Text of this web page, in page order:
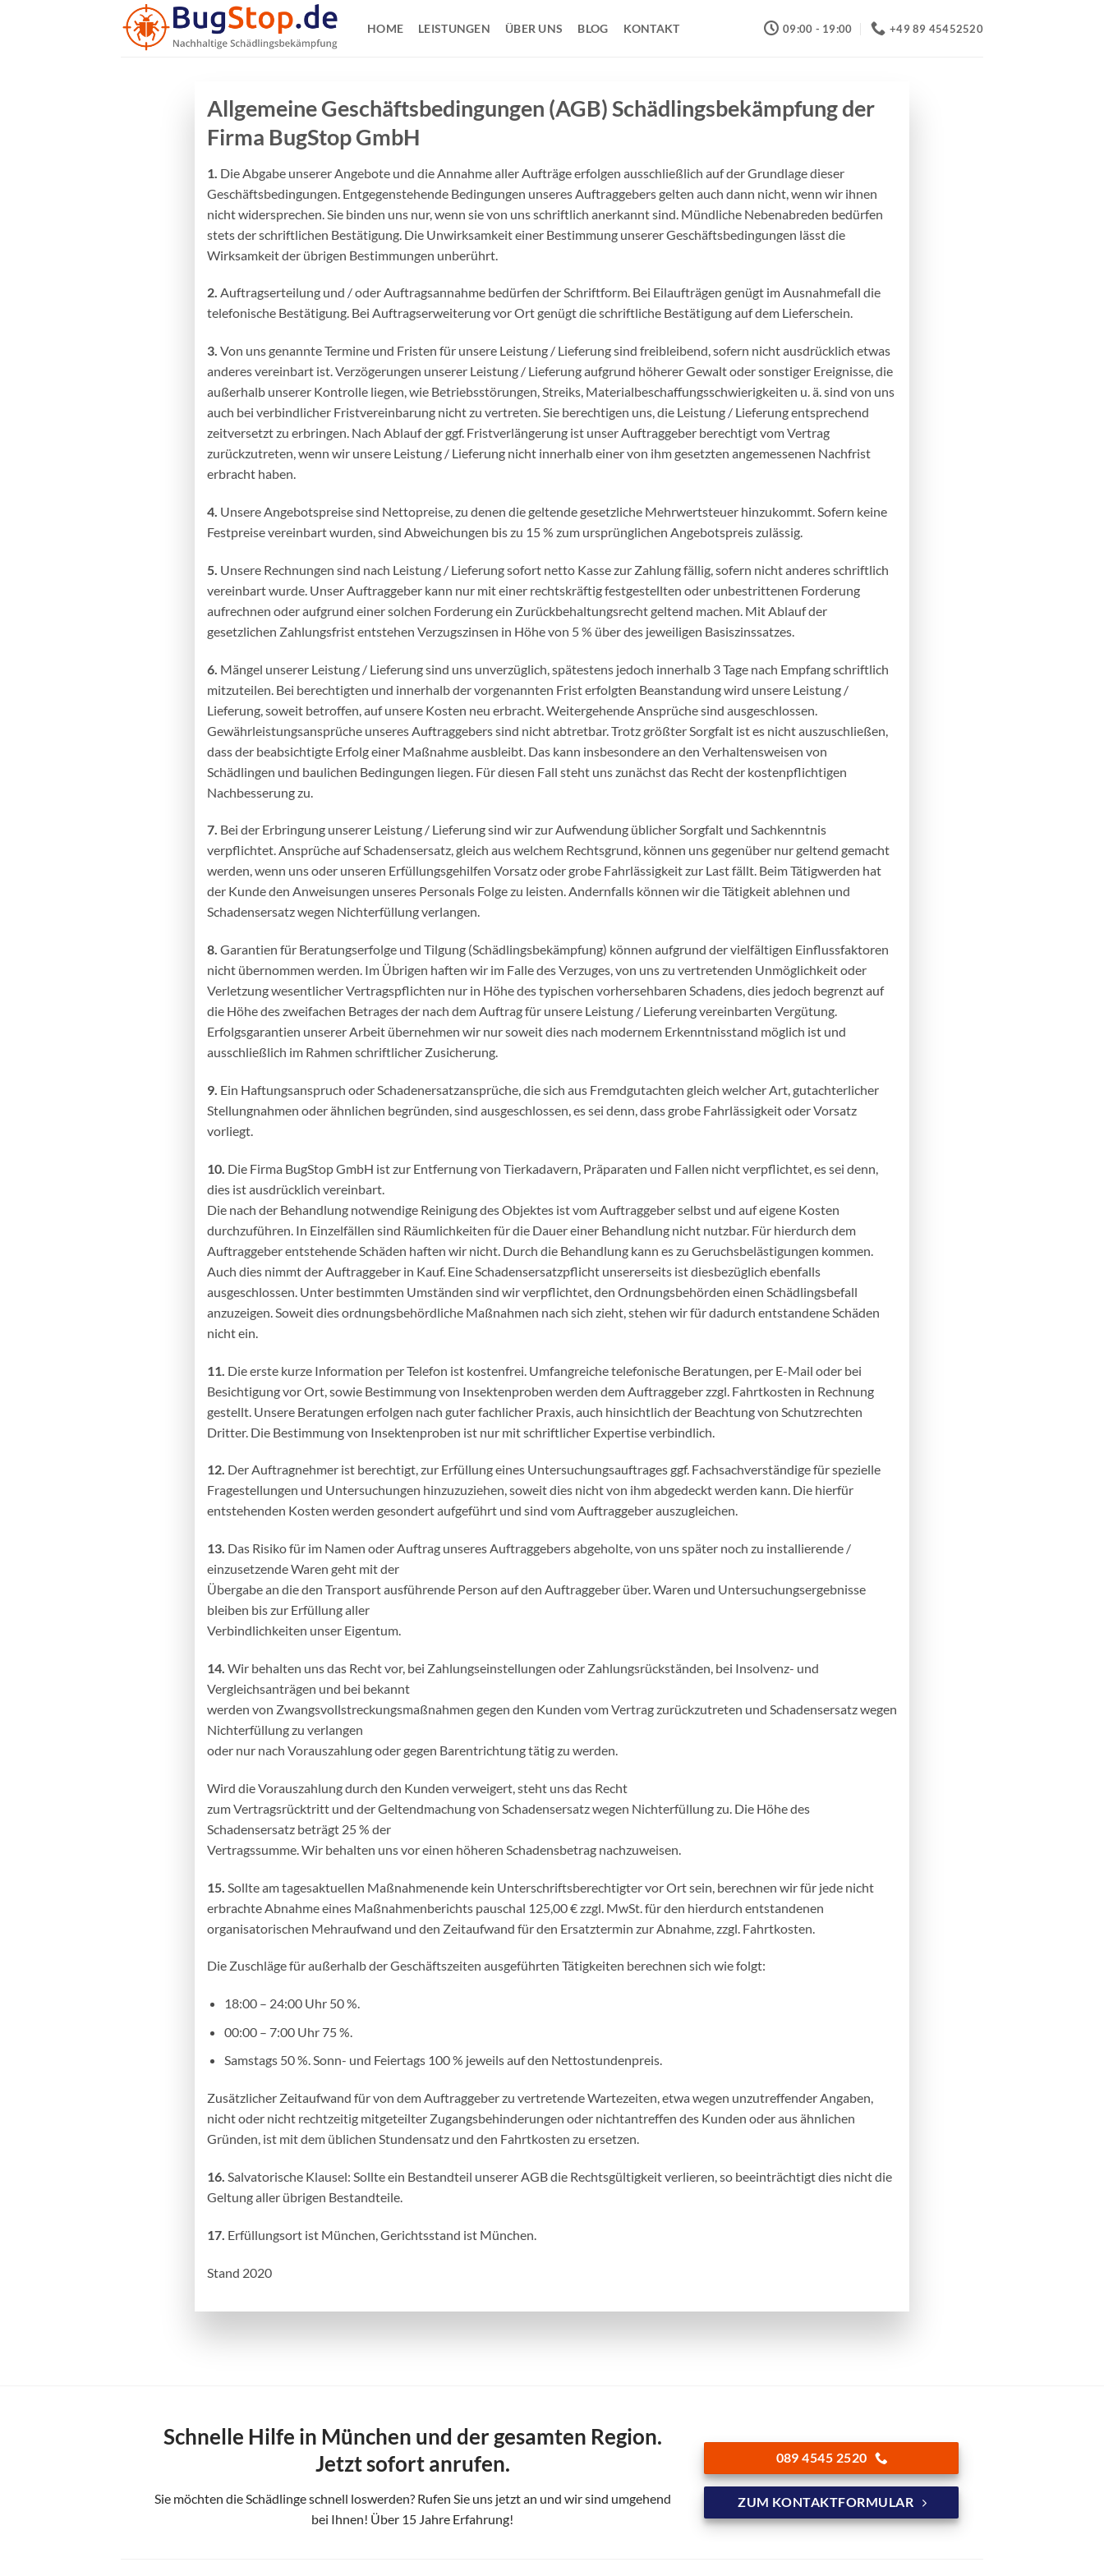
HOME LEISTUNGEN ÜBER UNS BLOG KONTAKT 09:00 - 19:00 +49 89 45452520
Allgemeine Geschäftsbedingungen (AGB) Schädlingsbekämpfung der
Firma BugStop GmbH
1. Die Abgabe unserer Angebote und die Annahme aller Aufträge erfolgen ausschließlich auf der Grundlage dieser
Geschäftsbedingungen. Entgegenstehende Bedingungen unseres Auftraggebers gelten auch dann nicht, wenn wir ihnen
nicht widersprechen. Sie binden uns nur, wenn sie von unsschriftlich anerkannt sind. Mündliche Nebenabreden bedürfen
stets der schriftlichen Bestätigung. Die Unwirksamkeit einer Bestimmung unsererGeschäftsbedingungen lässt die
Wirksamkeit der übrigen Bestimmungen unberührt.
2. Auftragserteilung und / oder Auftragsannahme bedürfen der Schriftform. Bei Eilaufträgen genügt im Ausnahmefall die
telefonische Bestätigung. Bei Auftragserweiterung vor Ort genügt die schriftliche Bestätigung auf dem Lieferschein.
3. Von uns genannte Termine und Fristen für unsere Leistung / Lieferung sind freibleibend, sofern nicht ausdrücklich etwas
anderes vereinbart ist. Verzögerungen unserer Leistung / Lieferung aufgrund höherer Gewalt oder sonstiger Ereignisse, die
außerhalb unserer Kontrolle liegen, wie Betriebsstörungen, Streiks, Materialbeschaffungsschwierigkeiten u. ä. sind von uns
auch bei verbindlicher Fristvereinbarung nicht zu vertreten. Sie berechtigen uns, die Leistung / Lieferung entsprechend
zeitversetzt zu erbringen. Nach Ablauf der ggf. Fristverlängerung ist unser Auftraggeber berechtigt vom Vertrag
zurückzutreten, wenn wir unsere Leistung / Lieferung nicht innerhalb einer von ihm gesetzten angemessenen Nachfrist
erbracht haben.
4. Unsere Angebotspreise sind Nettopreise, zu denen die geltende gesetzliche Mehrwertsteuer hinzukommt. Sofern keine
Festpreise vereinbart wurden, sind Abweichungen bis zu 15 % zum ursprünglichen Angebotspreis zulässig.
5. Unsere Rechnungen sind nach Leistung / Lieferung sofort netto Kasse zur Zahlung fällig, sofern nicht anderes schriftlich
vereinbart wurde. Unser Auftraggeber kann nur mit einer rechtskräftig festgestellten oder unbestrittenen Forderung
aufrechnen oder aufgrund einer solchen Forderung ein Zurückbehaltungsrecht geltend machen. Mit Ablauf der
gesetzlichen Zahlungsfrist entstehen Verzugszinsen in Höhe von 5 % über des jeweiligen Basiszinssatzes.
6. Mängel unserer Leistung / Lieferung sind uns unverzüglich, spätestens jedoch innerhalb 3 Tage nach Empfang schriftlich
mitzuteilen. Bei berechtigten und innerhalb der vorgenannten Frist erfolgten Beanstandung wird unsere Leistung /
Lieferung, soweit betroffen, auf unsere Kosten neu erbracht. Weitergehende Ansprüche sind ausgeschlossen.
Gewährleistungsansprüche unseres Auftraggebers sind nicht abtretbar. Trotz größter Sorgfalt ist es nicht auszuschließen,
dass der beabsichtigte Erfolg einer Maßnahme ausbleibt. Das kann insbesondere an den Verhaltensweisen von
Schädlingen und baulichen Bedingungen liegen. Für diesen Fall steht uns zunächst das Recht der kostenpflichtigen
Nachbesserung zu.
7. Bei der Erbringung unserer Leistung / Lieferung sind wir zur Aufwendung üblicher Sorgfalt und Sachkenntnis
verpflichtet. Ansprüche auf Schadensersatz, gleich aus welchem Rechtsgrund, können uns gegenüber nur geltend gemacht
werden, wenn uns oder unseren Erfüllungsgehilfen Vorsatz oder grobe Fahrlässigkeit zur Last fällt. Beim Tätigwerden hat
der Kunde den Anweisungen unseres Personals Folge zu leisten. Andernfalls können wir die Tätigkeit ablehnen und
Schadensersatz wegen Nichterfüllung verlangen.
8. Garantien für Beratungserfolge und Tilgung (Schädlingsbekämpfung) können aufgrund der vielfältigen Einflussfaktoren
nicht übernommen werden. Im Übrigen haften wir im Falle des Verzuges, von uns zu vertretenden Unmöglichkeit oder
Verletzung wesentlicher Vertragspflichten nur in Höhe des typischen vorhersehbaren Schadens, dies jedoch begrenzt auf
die Höhe des zweifachen Betrages der nach dem Auftrag für unsere Leistung / Lieferung vereinbarten Vergütung.
Erfolgsgarantien unserer Arbeit übernehmen wir nur soweit dies nach modernem Erkenntnisstand möglich ist und
ausschließlich im Rahmen schriftlicher Zusicherung.
9. Ein Haftungsanspruch oder Schadenersatzansprüche, die sich aus Fremdgutachten gleich welcher Art, gutachterlicher
Stellungnahmen oder ähnlichen begründen, sind ausgeschlossen, es sei denn, dass grobe Fahrlässigkeit oder Vorsatz
vorliegt.
10. Die Firma BugStop GmbH ist zur Entfernung von Tierkadavern, Präparaten und Fallen nicht verpflichtet, es sei denn,
dies ist ausdrücklich vereinbart.
Die nach der Behandlung notwendige Reinigung des Objektes ist vom Auftraggeber selbst und auf eigene Kosten
durchzuführen. In Einzelfällen sind Räumlichkeiten für die Dauer einer Behandlung nicht nutzbar. Für hierdurch dem
Auftraggeber entstehende Schäden haften wir nicht. Durch die Behandlung kann es zu Geruchsbelästigungen kommen.
Auch dies nimmt der Auftraggeber in Kauf. Eine Schadensersatzpflicht unsererseits ist diesbezüglich ebenfalls
ausgeschlossen. Unter bestimmten Umständen sind wir verpflichtet, den Ordnungsbehörden einen Schädlingsbefall
anzuzeigen. Soweit dies ordnungsbehördliche Maßnahmen nach sich zieht, stehen wir für dadurch entstandene Schäden
nicht ein.
11. Die erste kurze Information per Telefon ist kostenfrei. Umfangreiche telefonische Beratungen, per E-Mail oder bei
Besichtigung vor Ort, sowie Bestimmung von Insektenproben werden dem Auftraggeber zzgl. Fahrtkosten in Rechnung
gestellt. Unsere Beratungen erfolgen nach guter fachlicher Praxis, auch hinsichtlich der Beachtung von Schutzrechten
Dritter. Die Bestimmung von Insektenproben ist nur mit schriftlicher Expertise verbindlich.
12. Der Auftragnehmer ist berechtigt, zur Erfüllung eines Untersuchungsauftrages ggf. Fachsachverständige für spezielle
Fragestellungen und Untersuchungen hinzuzuziehen, soweit dies nicht von ihm abgedeckt werden kann. Die hierfür
entstehenden Kosten werden gesondert aufgeführt und sind vom Auftraggeber auszugleichen.
13. Das Risiko für im Namen oder Auftrag unseres Auftraggebers abgeholte, von uns später noch zu installierende /
einzusetzende Waren geht mit der
Übergabe an die den Transport ausführende Person auf den Auftraggeber über. Waren und Untersuchungsergebnisse
bleiben bis zur Erfüllung aller
Verbindlichkeiten unser Eigentum.
14. Wir behalten uns das Recht vor, bei Zahlungseinstellungen oder Zahlungsrückständen, bei Insolvenz- und
Vergleichsanträgen und bei bekannt
werden von Zwangsvollstreckungsmaßnahmen gegen den Kunden vom Vertrag zurückzutreten und Schadensersatz wegen
Nichterfüllung zu verlangen
oder nur nach Vorauszahlung oder gegen Barentrichtung tätig zu werden.
Wird die Vorauszahlung durch den Kunden verweigert, steht uns das Recht
zum Vertragsrücktritt und der Geltendmachung von Schadensersatz wegen Nichterfüllung zu. Die Höhe des
Schadensersatz beträgt 25 % der
Vertragssumme. Wir behalten uns vor einen höheren Schadensbetrag nachzuweisen.
15. Sollte am tagesaktuellen Maßnahmenende kein Unterschriftsberechtigter vor Ort sein, berechnen wir für jede nicht
erbrachte Abnahme eines Maßnahmenberichts pauschal 125,00 € zzgl. MwSt. für den hierdurch entstandenen
organisatorischen Mehraufwand und den Zeitaufwand für den Ersatztermin zur Abnahme, zzgl. Fahrtkosten.
Die Zuschläge für außerhalb der Geschäftszeiten ausgeführten Tätigkeiten berechnen sich wie folgt:
18:00 – 24:00 Uhr 50 %.
00:00 – 7:00 Uhr 75 %.
Samstags 50 %. Sonn- und Feiertags 100 % jeweils auf den Nettostundenpreis.
Zusätzlicher Zeitaufwand fürvon dem Auftraggeber zu vertretende Wartezeiten, etwa wegen unzutreffender Angaben,
nicht oder nicht rechtzeitig mitgeteilter Zugangsbehinderungen oder nichtantreffen des Kunden oder aus ähnlichen
Gründen, ist mit dem üblichen Stundensatz und den Fahrtkosten zu ersetzen.
16. Salvatorische Klausel: Sollte ein Bestandteil unserer AGB die Rechtsgültigkeit verlieren, so beeinträchtigt dies nicht die
Geltung aller übrigen Bestandteile.
17. Erfüllungsort ist München, Gerichtsstand ist München.
Stand 2020
Schnelle Hilfe in München und der gesamten Region.
Jetzt sofort anrufen.
Sie möchten die Schädlinge schnell loswerden? Rufen Sie uns jetzt an und wir sind umgehend
bei Ihnen! Über 15 Jahre Erfahrung!
089 4545 2520
ZUM KONTAKTFORMULAR